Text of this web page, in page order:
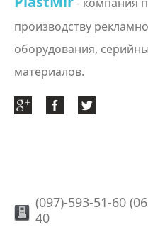
производству
оборудования,
материалов.
(097)-593-51-60
40